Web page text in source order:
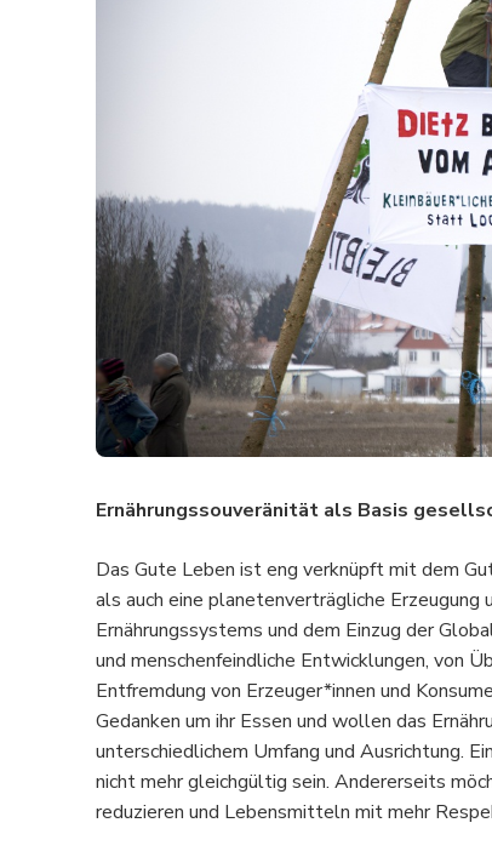
Ernährungssouveränität als Basis
Das Gute Leben ist eng verknüpft mit dem
als auch eine planetenverträgliche
Ernährungssystems und dem Einzug der
und menschenfeindliche Entwicklungen, von
Entfremdung von Erzeuger*innen und
Gedanken um ihr Essen und wollen das
unterschiedlichem Umfang und Ausrichtung.
nicht mehr gleichgültig sein. Andererseits
reduzieren und Lebensmitteln mit mehr